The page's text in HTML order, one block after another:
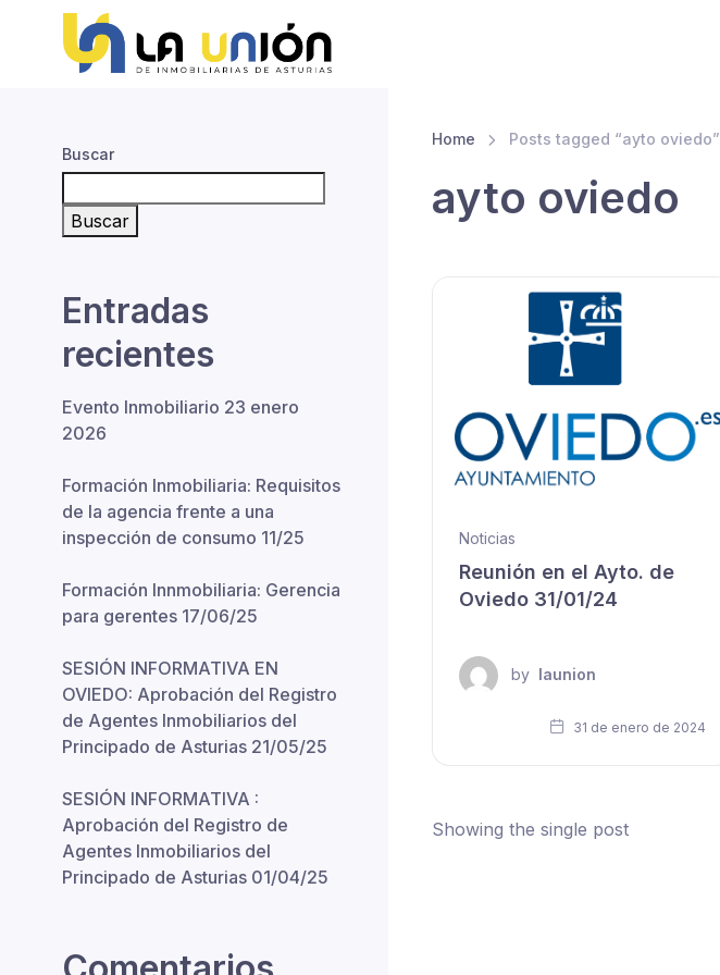
Home Posts tagged “ayto oviedo”
ayto oviedo
Noticias
Reunión en el Ayto. de
Oviedo 31/01/24
by launion
31 de enero de 2024
Showing the single post
Buscar
Buscar
Entradas
recientes
Evento Inmobiliario 23 enero
2026
Formación Inmobiliaria: Requisitos
de la agencia frente a una
inspección de consumo 11/25
Formación Innmobiliaria: Gerencia
para gerentes 17/06/25
SESIÓN INFORMATIVA EN
OVIEDO: Aprobación del Registro
de Agentes Inmobiliarios del
Principado de Asturias 21/05/25
SESIÓN INFORMATIVA :
Aprobación del Registro de
Agentes Inmobiliarios del
Principado de Asturias 01/04/25